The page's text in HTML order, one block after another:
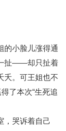
小脸儿涨得通
扯——却只扯着
夭。可王姐也不
了本次“生死追
哭诉着自己